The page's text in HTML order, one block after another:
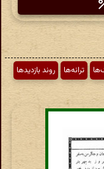
ترانه‌ها
روند بازدیدها